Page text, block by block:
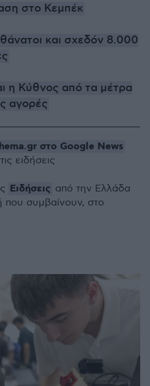
στο Κεμπέκ
και σχεδόν 8.000
η Κύθνος από τα μέτρα
αγορές
στο Google News
ειδήσεις
Ειδήσεις από την Ελλάδα
που συμβαίνουν, στο